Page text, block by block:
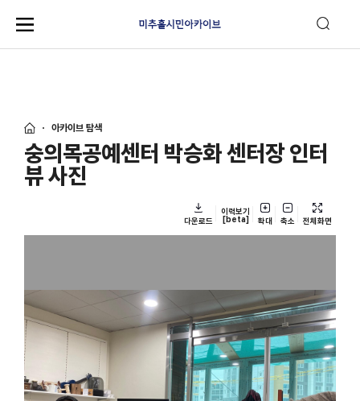
아카이브 탐색
숭의목공예센터 박승화 센터장 인터
뷰 사진
다운로드
이력보기
[beta]
확대 축소 전체화면